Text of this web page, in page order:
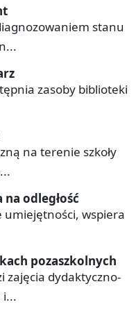
stanu
zasoby biblioteki
na terenie szkoły
odległość
umiejętności, wspiera
pozaszkolnych
zajęcia dydaktyczno-
i...